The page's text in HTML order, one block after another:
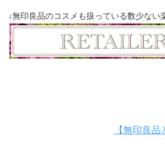
↓無印良品のコスメも扱っている数少ない
【無印良